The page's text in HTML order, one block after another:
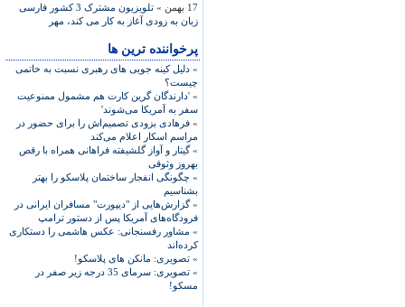
17 بهمن »
تلویزیون مشترک 3 کشور فارسی
زبان به زودی آغاز به کار می کند، مهر
پرخواننده ترین ها
» دلیل کینه جویی های رهبری نسبت به خاتمی
چیست؟
» 'دارندگان گرین کارت هم مشمول ممنوعیت
سفر به آمریکا می‌شوند'
» فرهادی بزودی تصمیم‌اش را برای حضور در
مراسم اسکار اعلام می‌کند
»گیتار و آواز گلشیفته فراهانی همراه با رقص
بهروز وثوقی
» چگونگی انفجار ساختمان پلاسکو را بهتر
بشناسیم
»گزارش‌هایی از "دیپورت" مسافران ایرانی در
فرودگاه‌های آمریکا پس از دستور ترامپ
» مشاور رفسنجانی: عکس هاشمی را دستکاری
کرده‌اند
» تصویری: مانکن های پلاسکو!
»
تصویری: سرمای 35 درجه زیر صفر در
مسکو!